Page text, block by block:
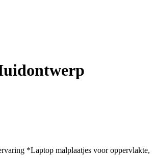
*Laptop malplaatjes voor oppervlakte,